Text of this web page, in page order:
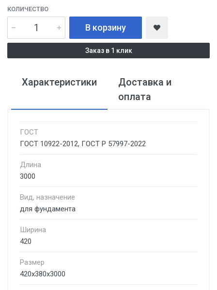
КОЛИЧЕСТВО
В корзину
Заказ в 1 клик
Характеристики
Доставка и
оплата
ГОСТ
ГОСТ 10922-2012, ГОСТ Р 57997-2022
Длина
3000
Вид, назначение
для фундамента
Ширина
420
Размер
420х380х3000